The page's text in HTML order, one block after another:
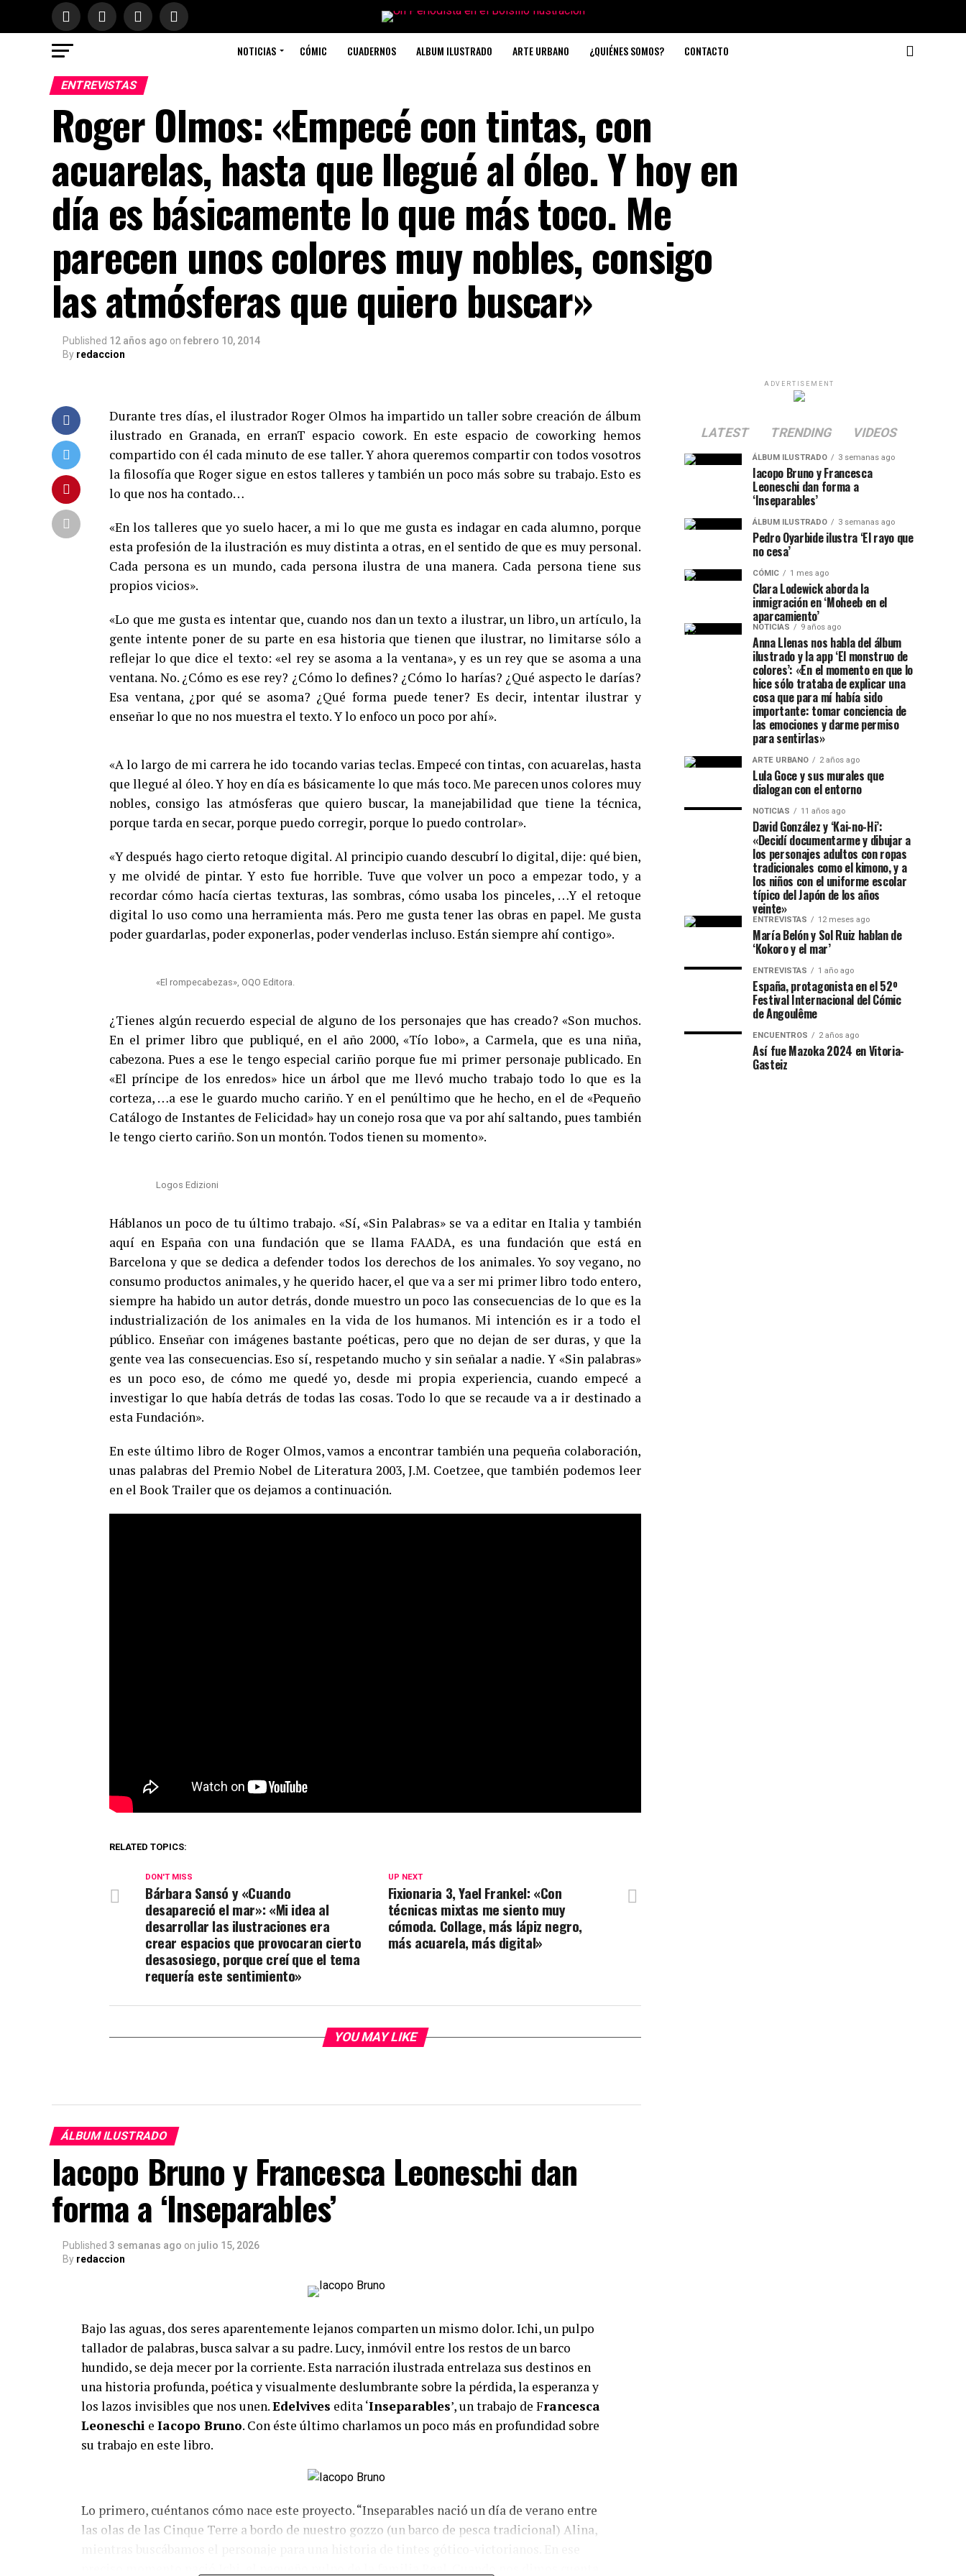
NOTICIAS CÓMIC CUADERNOS ALBUM ILUSTRADO ARTE URBANO ¿QUIÉNES SOMOS? CONTACTO
ENTREVISTAS
Roger Olmos: «Empecé con tintas, con
acuarelas, hasta que llegué al óleo. Y hoy en
día es básicamente lo que más toco. Me
parecen unos colores muy nobles, consigo
las atmósferas que quiero buscar»
Published 12 años ago on febrero 10, 2014
By redaccion
Durante tres días, el ilustrador Roger Olmos ha impartido un taller sobre creación de álbum
ilustrado en Granada, en erranT espacio cowork. En este espacio de coworking hemos
compartido con él cada minuto de ese taller. Y ahora queremos compartir con todos vosotros
la filosofía que Roger sigue en estos talleres y también un poco más sobre su trabajo. Esto es
lo que nos ha contado…
«En los talleres que yo suelo hacer, a mi lo que me gusta es indagar en cada alumno, porque
esta profesión de la ilustración es muy distinta a otras, en el sentido de que es muy personal.
Cada persona es un mundo, cada persona ilustra de una manera. Cada persona tiene sus
propios vicios».
«Lo que me gusta es intentar que, cuando nos dan un texto a ilustrar, un libro, un artículo, la
gente intente poner de su parte en esa historia que tienen que ilustrar, no limitarse sólo a
reflejar lo que dice el texto: «el rey se asoma a la ventana», y es un rey que se asoma a una
ventana. No. ¿Cómo es ese rey? ¿Cómo lo defines? ¿Cómo lo harías? ¿Qué aspecto le darías?
Esa ventana, ¿por qué se asoma? ¿Qué forma puede tener? Es decir, intentar ilustrar y
enseñar lo que no nos muestra el texto. Y lo enfoco un poco por ahí».
«A lo largo de mi carrera he ido tocando varias teclas. Empecé con tintas, con acuarelas, hasta
que llegué al óleo. Y hoy en día es básicamente lo que más toco. Me parecen unos colores muy
nobles, consigo las atmósferas que quiero buscar, la manejabilidad que tiene la técnica,
porque tarda en secar, porque puedo corregir, porque lo puedo controlar».
«Y después hago cierto retoque digital. Al principio cuando descubrí lo digital, dije: qué bien,
y me olvidé de pintar. Y esto fue horrible. Tuve que volver un poco a empezar todo, y a
recordar cómo hacía ciertas texturas, las sombras, cómo usaba los pinceles, …Y el retoque
digital lo uso como una herramienta más. Pero me gusta tener las obras en papel. Me gusta
poder guardarlas, poder exponerlas, poder venderlas incluso. Están siempre ahí contigo».
«El rompecabezas», OQO Editora.
¿Tienes algún recuerdo especial de alguno de los personajes que has creado? «Son muchos.
En el primer libro que publiqué, en el año 2000, «Tío lobo», a Carmela, que es una niña,
cabezona. Pues a ese le tengo especial cariño porque fue mi primer personaje publicado. En
«El príncipe de los enredos» hice un árbol que me llevó mucho trabajo todo lo que es la
corteza, …a ese le guardo mucho cariño. Y en el penúltimo que he hecho, en el de «Pequeño
Catálogo de Instantes de Felicidad» hay un conejo rosa que va por ahí saltando, pues también
le tengo cierto cariño. Son un montón. Todos tienen su momento».
Logos Edizioni
Háblanos un poco de tu último trabajo. «Sí, «Sin Palabras» se va a editar en Italia y también
aquí en España con una fundación que se llama FAADA, es una fundación que está en
Barcelona y que se dedica a defender todos los derechos de los animales. Yo soy vegano, no
consumo productos animales, y he querido hacer, el que va a ser mi primer libro todo entero,
siempre ha habido un autor detrás, donde muestro un poco las consecuencias de lo que es la
industrialización de los animales en la vida de los humanos. Mi intención es ir a todo el
público. Enseñar con imágenes bastante poéticas, pero que no dejan de ser duras, y que la
gente vea las consecuencias. Eso sí, respetando mucho y sin señalar a nadie. Y «Sin palabras»
es un poco eso, de cómo me quedé yo, desde mi propia experiencia, cuando empecé a
investigar lo que había detrás de todas las cosas. Todo lo que se recaude va a ir destinado a
esta Fundación».
En este último libro de Roger Olmos, vamos a encontrar también una pequeña colaboración,
unas palabras del Premio Nobel de Literatura 2003, J.M. Coetzee, que también podemos leer
en el Book Trailer que os dejamos a continuación.
RELATED TOPICS:
UP NEXT
Fixionaria 3, Yael Frankel: «Con
técnicas mixtas me siento muy
cómoda. Collage, más lápiz negro,
más acuarela, más digital»
DON'T MISS
Bárbara Sansó y «Cuando
desapareció el mar»: «Mi idea al
desarrollar las ilustraciones era
crear espacios que provocaran cierto
desasosiego, porque creí que el tema
requería este sentimiento»
YOU MAY LIKE
ÁLBUM ILUSTRADO
Iacopo Bruno y Francesca Leoneschi dan
forma a ‘Inseparables’
Published 3 semanas ago on julio 15, 2026
By redaccion
Bajo las aguas, dos seres aparentemente lejanos comparten un mismo dolor. Ichi, un pulpo
tallador de palabras, busca salvar a su padre. Lucy, inmóvil entre los restos de un barco
hundido, se deja mecer por la corriente. Esta narración ilustrada entrelaza sus destinos en
una historia profunda, poética y visualmente deslumbrante sobre la pérdida, la esperanza y
los lazos invisibles que nos unen.Edelvives edita ‘Inseparables’, un trabajo de Francesca
Leoneschi e Iacopo Bruno. Con éste último charlamos un poco más en profundidad sobre
su trabajo en este libro.
Lo primero, cuéntanos cómo nace este proyecto. “Inseparables nació un día de verano entre
las olas de las Cinque Terre a bordo de nuestro gozzo (un barco de pesca tradicional) Alina,
ADVERTISEMENT
LATEST TRENDING VIDEOS
ÁLBUM ILUSTRADO 3 semanas ago
Iacopo Bruno y Francesca
Leoneschi dan forma a
‘Inseparables’
ÁLBUM ILUSTRADO 3 semanas ago
Pedro Oyarbide ilustra ‘El rayo que
no cesa’
CÓMIC 1 mes ago
Clara Lodewick aborda la
inmigración en ‘Moheeb en el
aparcamiento’
NOTICIAS 9 años ago
Anna Llenas nos habla del álbum
ilustrado y la app ‘El monstruo de
colores’: «En el momento en que lo
hice sólo trataba de explicar una
cosa que para mí había sido
importante: tomar conciencia de
las emociones y darme permiso
para sentirlas»
ARTE URBANO 2 años ago
Lula Goce y sus murales que
dialogan con el entorno
NOTICIAS 11 años ago
David González y ‘Kai-no-Hi’:
«Decidí documentarme y dibujar a
los personajes adultos con ropas
tradicionales como el kimono, y a
los niños con el uniforme escolar
típico del Japón de los años
veinte»
ENTREVISTAS 12 meses ago
María Belón y Sol Ruiz hablan de
‘Kokoro y el mar’
ENTREVISTAS 1 año ago
España, protagonista en el 52º
Festival Internacional del Cómic
de Angoulême
ENCUENTROS 2 años ago
Así fue Mazoka 2024 en Vitoria-
Gasteiz